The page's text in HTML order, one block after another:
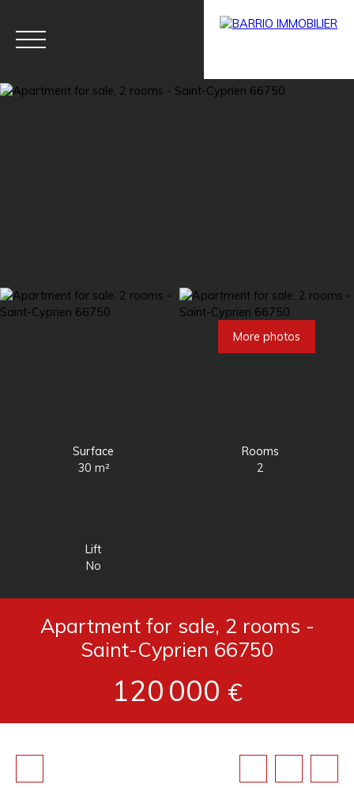
More photos
Surface
30 m²
Rooms
2
Lift
No
Apartment for sale, 2 rooms -
Saint-Cyprien 66750
120 000 €